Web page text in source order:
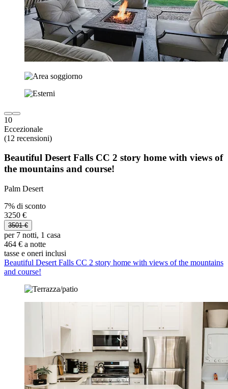
10
Eccezionale
(12 recensioni)
Beautiful Desert Falls CC 2 story home with views of
the mountains and course!
Palm Desert
7% di sconto
3250 €
3501 €
per 7 notti, 1 casa
464 € a notte
tasse e oneri inclusi
Beautiful Desert Falls CC 2 story home with views of the mountains
and course!